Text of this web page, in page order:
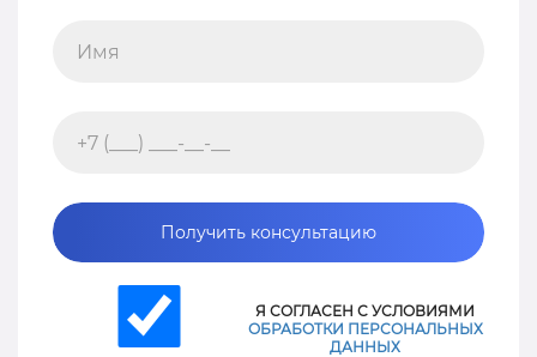
Получить консультацию
Я СОГЛАСЕН С УСЛОВИЯМИ
ОБРАБОТКИ ПЕРСОНАЛЬНЫХ
ДАННЫХ